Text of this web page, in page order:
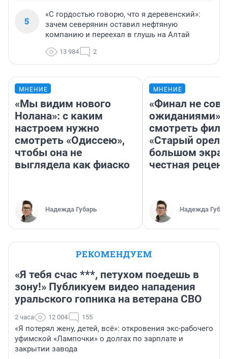
5
«С гордостью говорю, что я деревенский»:
зачем северянин оставил нефтяную
компанию и переехал в глушь на Алтай
13 984 2
МНЕНИЕ
«Мы видим нового
Нолана»: с каким
настроем нужно
смотреть «Одиссею»,
чтобы она не
выглядела как фиаско
Надежда Губарь
МНЕНИЕ
«Финал не
ожиданиями»:
смотреть
«Старый орел»
большом
честная
Надежда
РЕКОМЕНДУЕМ
«Я тебя счас ***, петухом поедешь в
зону!» Публикуем видео нападения
уральского гопника на ветерана СВО
2 часа 12 004 155
«Я потерял жену, детей, всё»: откровения экс-рабочего
уфимской «Лампочки» о долгах по зарплате и
закрытии завода